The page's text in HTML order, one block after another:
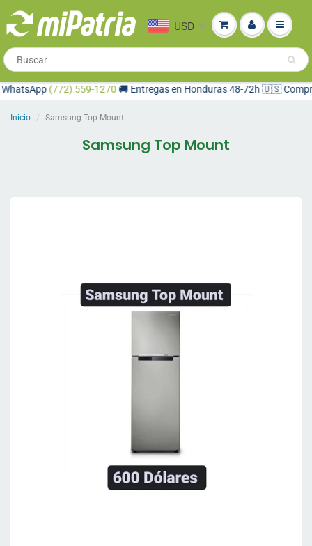
USD
(772) 559-1270🚚 Entregas en Honduras 48-72h 🇺🇸 Compra
Inicio Samsung Top Mount
Samsung Top Mount